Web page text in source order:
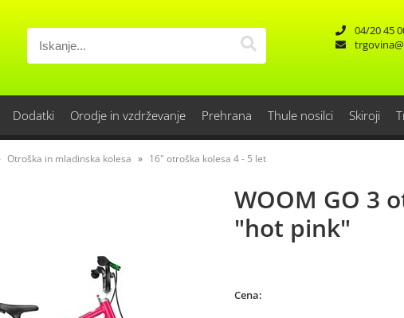
04/20 45
trgovina
Dodatki Orodje in vzdrževanje Prehrana Thule nosilci Skiroji
Otroška in mladinska kolesa 16" otroška kolesa 4 - 5 let
WOOM GO 3
"hot pink"
Cena: